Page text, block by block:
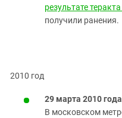
результате
получили ранения.
2010 год
29 марта 2010 года
В московском